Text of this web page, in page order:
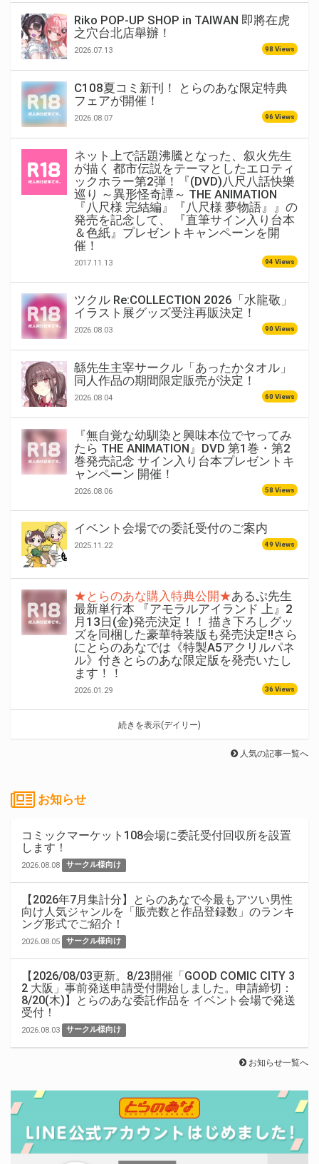
Riko POP-UP SHOP in TAIWAN 即將在虎
之穴台北店舉辦！
2026.07.13 98 Views
C108夏コミ新刊！ とらのあな限定特典
フェアが開催！
2026.08.07 96 Views
ネット上で話題沸騰となった、叙火先生
が描く 都市伝説をテーマとしたエロティ
ックホラー第2弾！『(DVD)八尺八話快樂
巡り ～異形怪奇譚～ THE ANIMATION
『八尺様 完結編』『八尺様 夢物語』』の
発売を記念して、 『直筆サイン入り台本
＆色紙』プレゼントキャンペーンを開
催！
2017.11.13 94 Views
ツクル Re:COLLECTION 2026「水龍敬」
イラスト展グッズ受注再販決定！
2026.08.03 90 Views
緜先生主宰サークル「あったかタオル」
同人作品の期間限定販売が決定！
2026.08.04 60 Views
『無自覚な幼馴染と興味本位でヤってみ
たら THE ANIMATION』DVD 第1巻・第2
巻発売記念 サイン入り台本プレゼントキ
ャンペーン 開催！
2026.08.06 58 Views
イベント会場での委託受付のご案内
2025.11.22 49 Views
★とらのあな購入特典公開★あるぷ先生
最新単行本 『アモラルアイランド 上』2
月13日(金)発売決定！！ 描き下ろしグッ
ズを同梱した豪華特装版も発売決定!!さら
にとらのあなでは《特製A5アクリルパネ
ル》付きとらのあな限定版を発売いたし
ます！！
2026.01.29 36 Views
続きを表示(デイリー)
人気の記事一覧へ
お知らせ
コミックマーケット108会場に委託受付回収所を設置
します！
2026.08.08 サークル様向け
【2026年7月集計分】とらのあなで今最もアツい男性
向け人気ジャンルを「販売数と作品登録数」のランキ
ング形式でご紹介！
2026.08.05 サークル様向け
【2026/08/03更新。8/23開催「GOOD COMIC CITY 3
2 大阪」事前発送申請受付開始しました。申請締切：
8/20(木)】とらのあな委託作品を イベント会場で発送
受付！
2026.08.03 サークル様向け
お知らせ一覧へ